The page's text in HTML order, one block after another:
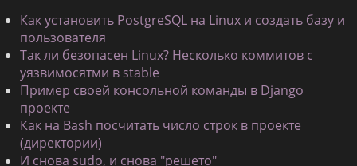
Как установить PostgreSQL на Linux и создать базу и
пользователя
Так ли безопасен Linux? Несколько коммитов с
уязвимосятми в stable
Пример своей консольной команды в Django
проекте
Как на Bash посчитать число строк в проекте
(директории)
И снова sudo, и снова "решето"